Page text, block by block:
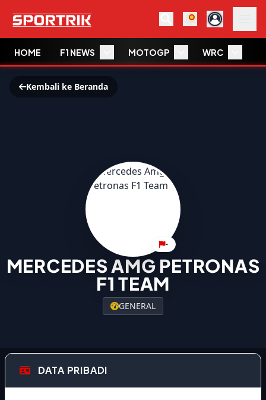
HOME F1 NEWS MOTOGP WRC
Kembali ke Beranda
-
MERCEDES AMG PETRONAS
F1 TEAM
GENERAL
DATA PRIBADI